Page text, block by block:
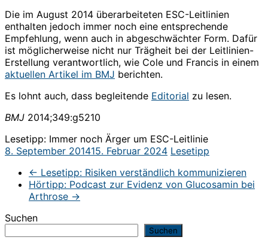
Die im August 2014 überarbeiteten ESC-Leitlinien
enthalten jedoch immer noch eine entsprechende
Empfehlung, wenn auch in abgeschwächter Form. Dafür
ist möglicherweise nicht nur Trägheit bei der Leitlinien-
Erstellung verantwortlich, wie Cole und Francis in einem
aktuellen Artikel im BMJ berichten.
Es lohnt auch, dass begleitende Editorial zu lesen.
BMJ 2014;349:g5210
Lesetipp: Immer noch Ärger um ESC-Leitlinie
8. September 201415. Februar 2024 Lesetipp
← Lesetipp: Risiken verständlich kommunizieren
Hörtipp: Podcast zur Evidenz von Glucosamin bei
Arthrose →
Suchen
Suchen